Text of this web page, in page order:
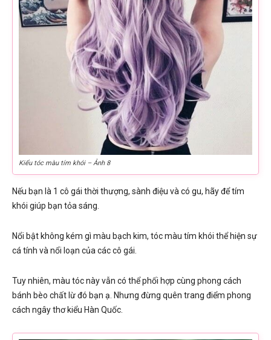
Kiểu tóc màu tím khói – Ảnh 8
Nếu bạn là 1 cô gái thời thượng, sành điệu và có gu, hãy để tím
khói giúp bạn tỏa sáng.
Nổi bật không kém gì màu bạch kim, tóc màu tím khói thể hiện sự
cá tính và nổi loạn của các cô gái.
Tuy nhiên, màu tóc này vẫn có thể phối hợp cùng phong cách
bánh bèo chất lừ đó bạn ạ. Nhưng đừng quên trang điểm phong
cách ngây thơ kiểu Hàn Quốc.